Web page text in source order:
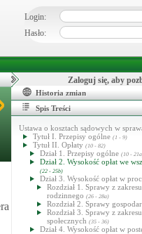
Login:
Hasło:
Zaloguj się, aby
Historia zmian
Spis Treści
Ustawa o kosztach sądowych w
Tytuł I. Przepisy ogólne (1 - 9)
Tytuł II. Opłaty (10 - 82)
Dział 1. Przepisy ogólne (10 -
Dział 2. Wysokość opłat we
(22 - 25b)
Dział 3. Wysokość opłat w
Rozdział 1. Sprawy z
rodzinnego (26 - 28a)
Rozdział 2. Sprawy
Rozdział 3. Sprawy z
społecznych (35 - 36)
Dział 4. Wysokość opłat w